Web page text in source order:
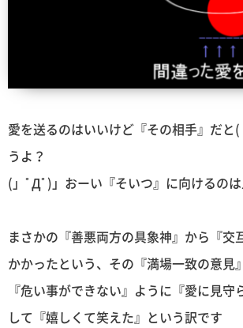
愛を送るのはいいけど『その相手』だ
うよ？
(」ﾟДﾟ)」おーい『そいつ』に向けるの
まさかの『善悪両方の具象神』から『交
かかったという、その『満場一致の意見
『危い事ができない』ように『愛に見守
して『嬉しくて笑えた』という訳です